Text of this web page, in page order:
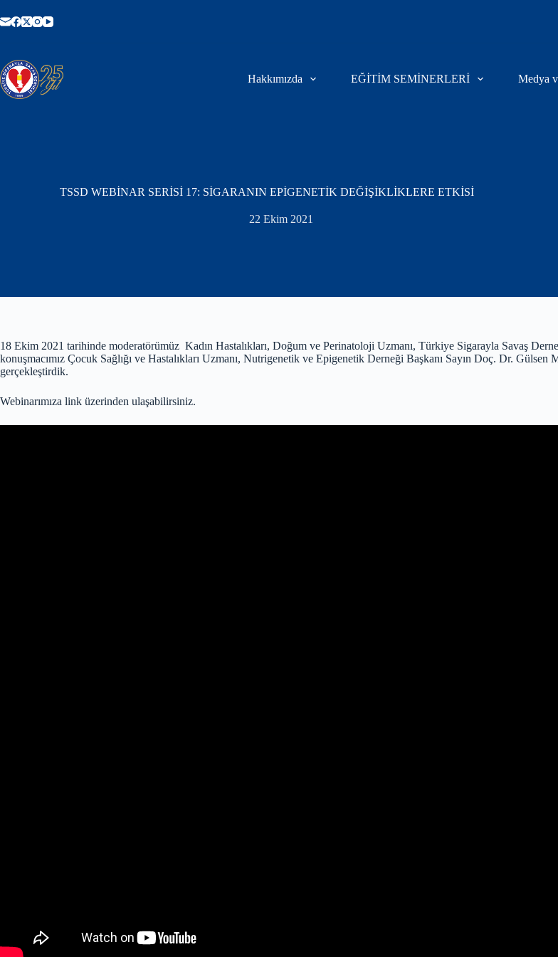
to
content
Hakkımızda EĞİTİM SEMİNERLERİ Medya
TSSD WEBİNAR SERİSİ 17: SİGARANIN EPİGENETİK DEĞİŞİKLİKLERE ETKİSİ
22 Ekim 2021
18 Ekim 2021 tarihinde moderatörümüz Kadın Hastalıkları, Doğum ve Perinatoloji Uzmanı, Türkiye Sigarayla Savaş
konuşmacımız Çocuk Sağlığı ve Hastalıkları Uzmanı, Nutrigenetik ve Epigenetik Derneği Başkanı Sayın Doç. Dr.
gerçekleştirdik.
Webinarımıza link üzerinden ulaşabilirsiniz.